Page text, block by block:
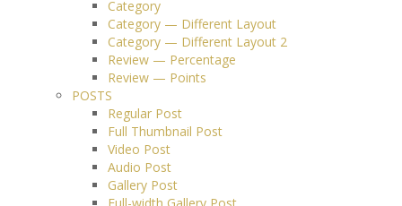
Category
Category — Different Layout
Category — Different Layout 2
Review — Percentage
Review — Points
POSTS
Regular Post
Full Thumbnail Post
Video Post
Audio Post
Gallery Post